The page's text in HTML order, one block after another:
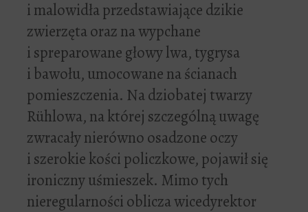
i malowidła przedstawiające dzikie
zwierzęta oraz na wypchane
i spreparowane głowy lwa, tygrysa
i bawołu, umocowane na ścianach
pomieszczenia. Na dziobatej twarzy
Rühlowa, na której szczególną uwagę
zwracały nierówno osadzone oczy
i szerokie kości policzkowe, pojawił się
ironiczny uśmieszek. Mimo tych
nieregularności oblicza wicedyrektor